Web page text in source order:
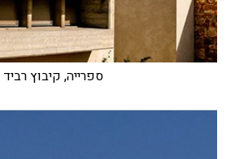
ספרייה, קיבוץ רביד